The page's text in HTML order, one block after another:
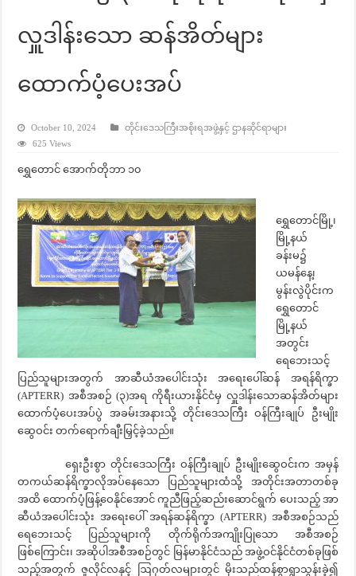
လှူဒါန်းသော ဆန်အိတ်များ
ထောက်ပံ့ပေးအပ်
October 10, 2024
တိုင်းဒေသကြီးအစိုးရအဖွဲ့နှင့် ဌာနဆိုင်ရာများ
625 Views
ရွှေတောင် အောက်တိုဘာ ၁၀
ရွှေတောင်မြို့၊
မြို့နယ်
ခန်းမ၌
ယမန်နေ့၊
မွန်းလွဲပိုင်းက
ရွှေတောင်
မြို့နယ်
အတွင်း
ရေဘေးသင့်
ပြည်သူများအတွက် အာဆီယံအပေါင်းသုံး အရေးပေါ်ဆန် အရန်ရိက္ခာ
(APTERR) အစီအစဉ် (၃)အရ ကိုရီးယားနိုင်ငံမှ လှူဒါန်းသောဆန်အိတ်များ
ထောက်ပံ့ပေးအပ်ပွဲ အခမ်းအနားသို့ တိုင်းဒေသကြီး ဝန်ကြီးချုပ် ဦးမျိုး
ဆွေဝင်း တက်ရောက်ချီးမြှင့်ခဲ့သည်။
ရှေးဦးစွာ တိုင်းဒေသကြီး ဝန်ကြီးချုပ် ဦးမျိုးဆွေဝင်းက အမှန်
တကယ်ဆန်ရိက္ခာလိုအပ်နေသော ပြည်သူများထံသို့ အတိုင်းအတာတစ်ခု
အထိ ထောက်ပံ့ဖြန့်ဝေနိုင်အောင် ကူညီဖြည့်ဆည်းဆောင်ရွက် ပေးသည့် အာ
ဆီယံအပေါင်းသုံး အရေးပေါ် အရန်ဆန်ရိက္ခာ (APTERR) အစီအစဉ်သည်
ရေဘေးသင့် ပြည်သူများကို တိုက်ရိုက်အကျိုးပြုသော အစီအစဉ်
ဖြစ်ကြောင်း၊ အဆိုပါအစီအစဉ်တွင် မြန်မာနိုင်ငံသည် အဖွဲ့ဝင်နိုင်ငံတစ်ခုဖြစ်
သည့်အတွက် ဇူလိုင်လနှင့် ဩဂုတ်လများတွင် မိုးသည်ထန်စွာရွာသွန်းခဲ့၍